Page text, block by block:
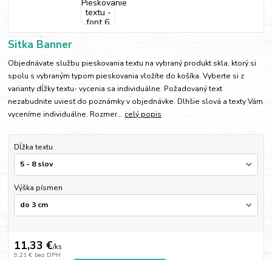
Sitka Banner
Objednávate službu pieskovania textu na vybraný produkt skla, ktorý si
spolu s vybraným typom pieskovania vložíte do košíka. Vyberte si z
varianty dĺžky textu- vycenia sa individuálne. Požadovaný text
nezabudnite uviesť do poznámky v objednávke. Dlhšie slová a texty Vám
vyceníme individuálne. Rozmer... celý popis
Dĺžka textu
Výška písmen
11,33 €/ks
9,21 € bez DPH